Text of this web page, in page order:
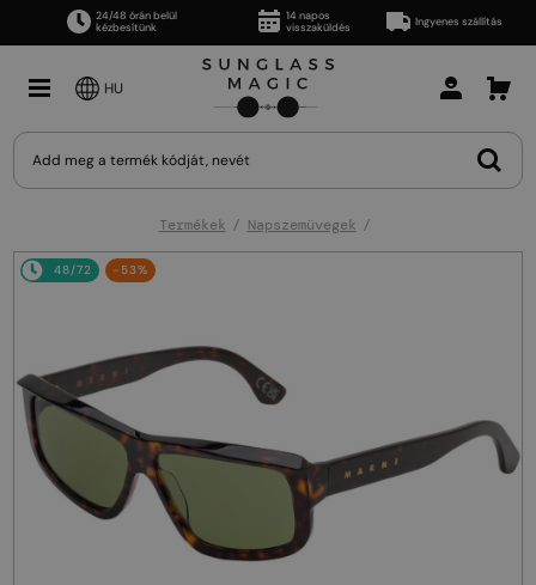
24/48 órán belül
kézbesítünk
14 napos
visszaküldés
Ingyenes szállítás
HU
Termékek Napszemüvegek
48/72 -53%